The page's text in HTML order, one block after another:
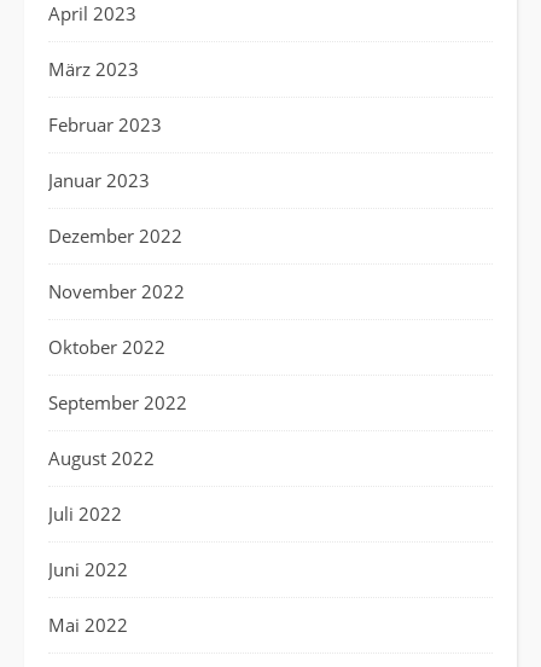
April 2023
März 2023
Februar 2023
Januar 2023
Dezember 2022
November 2022
Oktober 2022
September 2022
August 2022
Juli 2022
Juni 2022
Mai 2022